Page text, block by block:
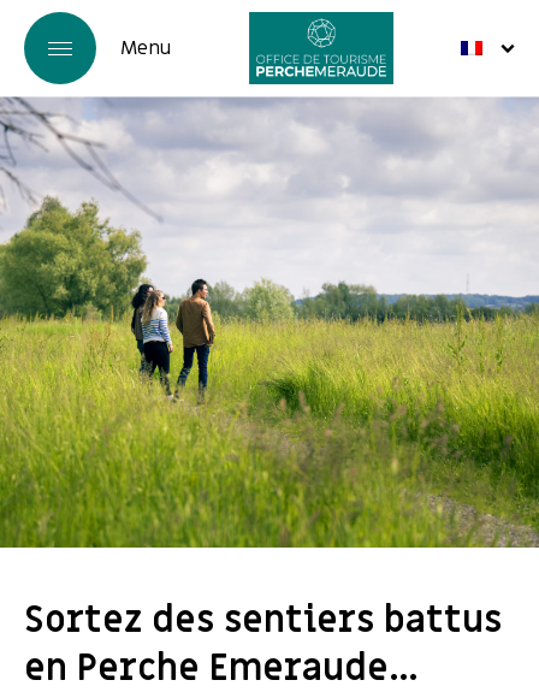
Sortez des sentiers battus
en Perche Emeraude…